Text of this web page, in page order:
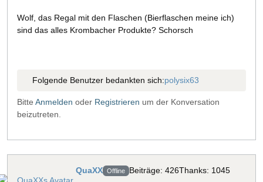
Wolf, das Regal mit den Flaschen (Bierflaschen meine ich)
sind das alles Krombacher Produkte? Schorsch
Folgende Benutzer bedankten sich:polysix63
Bitte Anmelden oder Registrieren um der Konversation
beizutreten.
QuaXX Offline Beiträge: 426Thanks: 1045